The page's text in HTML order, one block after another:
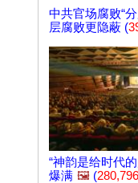
中共官场腐败“
层腐败更隐蔽 (
“神韵是给时代
爆满 🖼️ (280,796